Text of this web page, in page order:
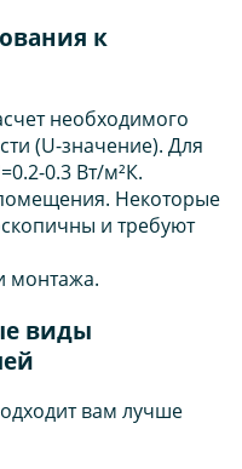
к
необходимого
(U-значение). Для
0.3 Вт/м²К.
Некоторые
и требуют
монтажа.
виды
вам лучше